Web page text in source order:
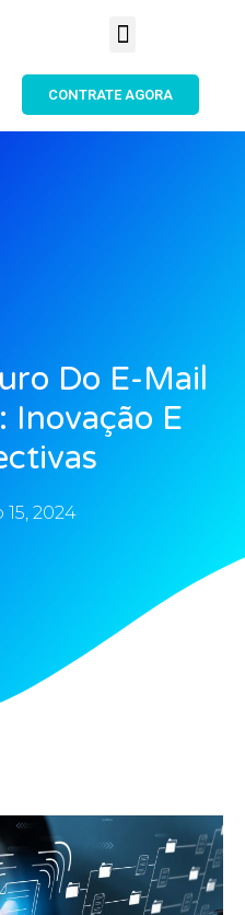
CONTRATE AGORA
Do E-Mail
Inovação E
2024